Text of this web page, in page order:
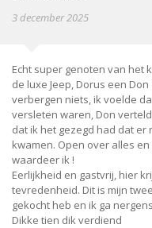
3 december 2025
Echt super genoten van het
de luxe Jeep, Dorus een
verbergen niets, ik voelde
versleten waren, Don
dat ik het gezegd had dat er
kwamen. Open over alles
waardeer ik !
Eerlijkheid en gastvrij, hier
tevredenheid. Dit is mijn
gekocht heb en ik ga
Dikke tien dik verdiend